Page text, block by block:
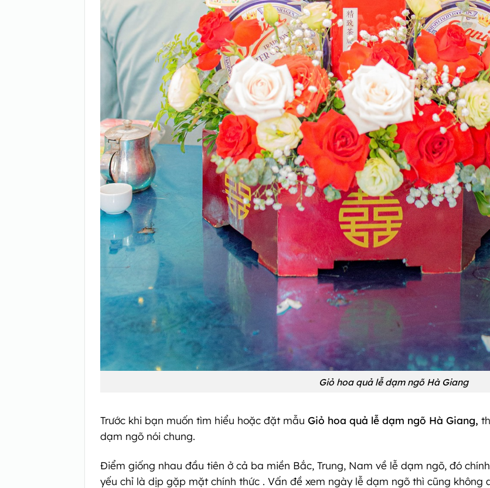
Giỏ hoa quả lễ dạm ngõ Hà Giang
Trước khi bạn muốn tìm hiểu hoặc đặt mẫuGiỏ hoa quả lễ dạm ngõ Hà Giang,
dạm ngõ nói chung.
Điểm giống nhau đầu tiên ở cả ba miền Bắc, Trung, Nam về lễ dạm ngõ, đó
yếu chỉ là dịp gặp mặt chính thức . Vấn đề xem ngày lễ dạm ngõ thì cũng không